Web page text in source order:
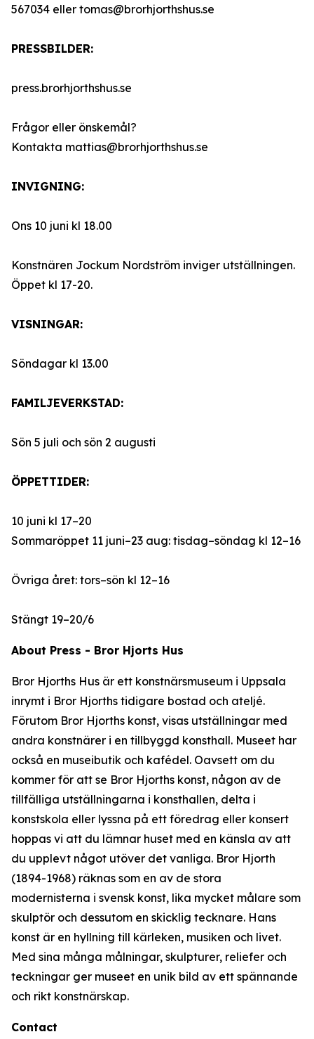
567034 eller tomas@brorhjorthshus.se
PRESSBILDER:
press.brorhjorthshus.se
Frågor eller önskemål?
Kontakta mattias@brorhjorthshus.se
INVIGNING:
Ons 10 juni kl 18.00
Konstnären Jockum Nordström inviger utställningen.
Öppet kl 17-20.
VISNINGAR:
Söndagar kl 13.00
FAMILJEVERKSTAD:
Sön 5 juli och sön 2 augusti
ÖPPETTIDER:
10 juni kl 17–20
Sommaröppet 11 juni–23 aug: tisdag–söndag kl 12–16
Övriga året: tors–sön kl 12–16
Stängt 19–20/6
About Press - Bror Hjorts Hus
Bror Hjorths Hus är ett konstnärsmuseum i Uppsala
inrymt i Bror Hjorths tidigare bostad och ateljé.
Förutom Bror Hjorths konst, visas utställningar med
andra konstnärer i en tillbyggd konsthall. Museet har
också en museibutik och kafédel. Oavsett om du
kommer för att se Bror Hjorths konst, någon av de
tillfälliga utställningarna i konsthallen, delta i
konstskola eller lyssna på ett föredrag eller konsert
hoppas vi att du lämnar huset med en känsla av att
du upplevt något utöver det vanliga. Bror Hjorth
(1894-1968) räknas som en av de stora
modernisterna i svensk konst, lika mycket målare som
skulptör och dessutom en skicklig tecknare. Hans
konst är en hyllning till kärleken, musiken och livet.
Med sina många målningar, skulpturer, reliefer och
teckningar ger museet en unik bild av ett spännande
och rikt konstnärskap.
Contact